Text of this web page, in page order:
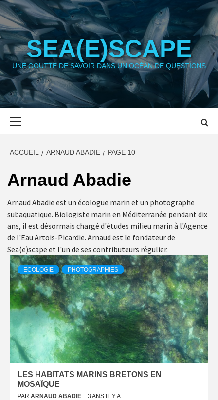
Aller
au
contenu
SEA(E)SCAPE
UNE GOUTTE DE SAVOIR DANS UN OCÉAN DE QUESTIONS
ACCUEIL ARNAUD ABADIE PAGE 10
Arnaud Abadie
Arnaud Abadie est un écologue marin et un photographe
subaquatique. Biologiste marin en Méditerranée pendant dix
ans, il est désormais chargé d'études milieu marin à l'Agence
de l'Eau Artois-Picardie. Arnaud est le fondateur de
Sea(e)scape et l'un de ses contributeurs régulier.
ECOLOGIE PHOTOGRAPHIES
LES HABITATS MARINS BRETONS EN
MOSAÏQUE
PAR ARNAUD ABADIE 3 ANS IL Y A